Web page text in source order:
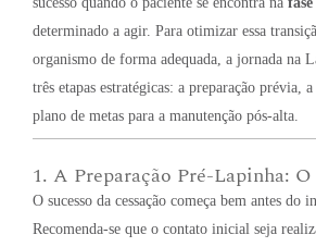
determinado a agir. Para otimizar essa
organismo de forma adequada, a jornada na
três etapas estratégicas: a preparação prévia,
plano de metas para a manutenção pós-alta.
1. A Preparação Pré-Lapinha:
O sucesso da cessação começa bem antes do
Recomenda-se que o contato inicial seja